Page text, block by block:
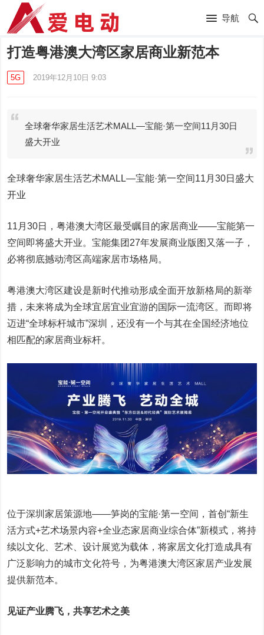
导航
打造粤港澳大湾区家居商业新范本
5G 2019年12月10日 9:03
​全球奢华家居生活艺术MALL—宝能·第一空间11月30日
盛大开业
全球奢华家居生活艺术MALL—宝能·第一空间11月30日盛大
开业
11月30日，粤港澳大湾区最受瞩目的家居商业——宝能第一
空间即将盛大开业。宝能集团27年发展商业版图又落一子，
必将彻底撼动湾区高端家居市场格局。
粤港澳大湾区建设是新时代推动形成全面开放新格局的新举
措，未来将成为全球宜居宜业宜游的国际一流湾区。而即将
迈进“全球标杆城市”深圳，还没有一个与其在全国经济地位
相匹配的家居商业标杆。
位于深圳家居策源地——笋岗的宝能·第一空间，首创“新生
活方式+艺术场景内容+全业态家居商业综合体”新模式，将持
续以文化、艺术、设计展览为载体，将家居文化打造成具有
广泛影响力的城市文化符号，为粤港澳大湾区家居产业发展
提供新范本。
见证产业腾飞，共享艺术之美